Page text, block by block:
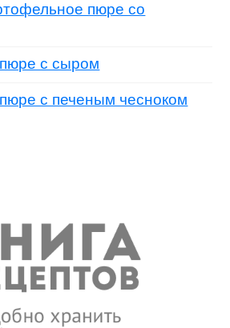
пюре со
с сыром
с печеным чесноком